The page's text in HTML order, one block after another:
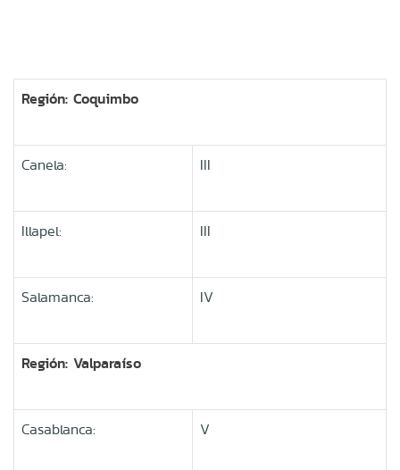
Región: Coquimbo
Canela: III
Illapel: III
Salamanca: IV
Región: Valparaíso
Casablanca: V